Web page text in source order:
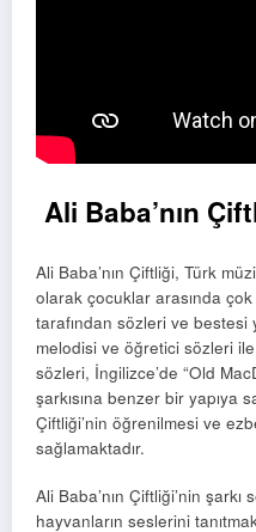
Ali Baba’nın
Ali Baba’nın Çiftliği, Türk
olarak çocuklar arasında
tarafından sözleri ve bestesi
melodisi ve öğretici sözleri
sözleri, İngilizce’de “Old
şarkısına benzer bir yapıya
Çiftliği’nin öğrenilmesi ve
sağlamaktadır.
Ali Baba’nın Çiftliği’nin
hayvanların seslerini